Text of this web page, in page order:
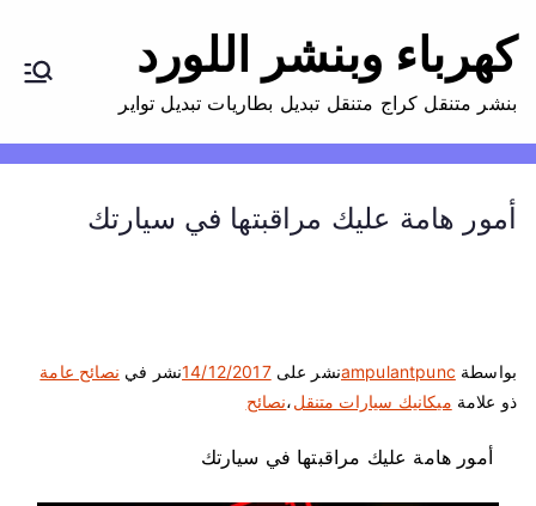
إ
كهرباء وبنشر اللورد
بنشر متنقل كراج متنقل تبديل بطاريات تبديل تواير
أمور هامة عليك مراقبتها في سيارتك
بواسطة ampulantpuncنشر على14/12/2017نشر في نصائح عامة
ذو علامة ميكانيك سيارات متنقل،نصائح
أمور هامة عليك مراقبتها في سيارتك